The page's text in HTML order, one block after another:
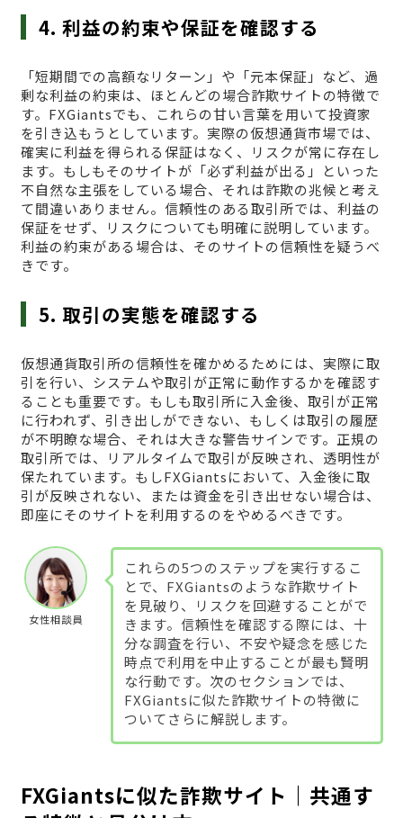
4. 利益の約束や保証を確認する
「短期間での高額なリターン」や「元本保証」など、過
剰な利益の約束は、ほとんどの場合詐欺サイトの特徴で
す。FXGiantsでも、これらの甘い言葉を用いて投資家
を引き込もうとしています。実際の仮想通貨市場では、
確実に利益を得られる保証はなく、リスクが常に存在し
ます。もしもそのサイトが「必ず利益が出る」といった
不自然な主張をしている場合、それは詐欺の兆候と考え
て間違いありません。信頼性のある取引所では、利益の
保証をせず、リスクについても明確に説明しています。
利益の約束がある場合は、そのサイトの信頼性を疑うべ
きです。
5. 取引の実態を確認する
仮想通貨取引所の信頼性を確かめるためには、実際に取
引を行い、システムや取引が正常に動作するかを確認す
ることも重要です。もしも取引所に入金後、取引が正常
に行われず、引き出しができない、もしくは取引の履歴
が不明瞭な場合、それは大きな警告サインです。正規の
取引所では、リアルタイムで取引が反映され、透明性が
保たれています。もしFXGiantsにおいて、入金後に取
引が反映されない、または資金を引き出せない場合は、
即座にそのサイトを利用するのをやめるべきです。
女性相談員
これらの5つのステップを実行するこ
とで、FXGiantsのような詐欺サイト
を見破り、リスクを回避することがで
きます。信頼性を確認する際には、十
分な調査を行い、不安や疑念を感じた
時点で利用を中止することが最も賢明
な行動です。次のセクションでは、
FXGiantsに似た詐欺サイトの特徴に
ついてさらに解説します。
FXGiantsに似た詐欺サイト｜共通す